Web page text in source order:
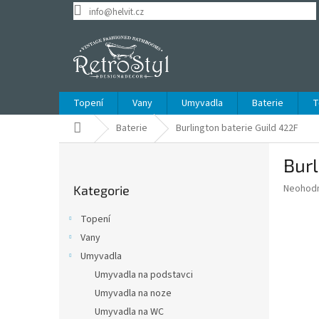
info@helvit.cz
Topení Vany Umyvadla Baterie
Domů Baterie Burlington baterie Guild 422F
kategorie
Kategorie
Topení
Vany
Umyvadla
Umyvadla na podstavci
Umyvadla na noze
Umyvadla na WC